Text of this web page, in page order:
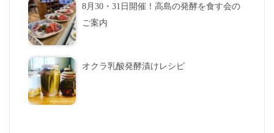
8月30・31日開催！高島の発酵を食す会の
ご案内
オクラ乳酸発酵漬けレシピ